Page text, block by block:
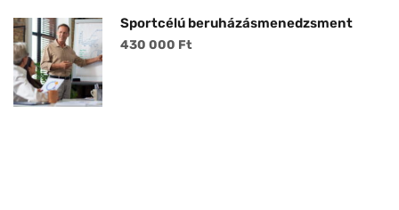
Sportcélú beruházásmenedzsment
430 000 Ft